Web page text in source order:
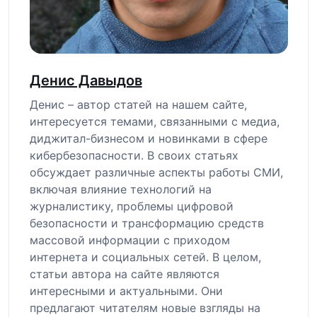
Денис Давыдов
Денис – автор статей на нашем сайте,
интересуется темами, связанными с медиа,
диджитал-бизнесом и новинками в сфере
кибербезопасности. В своих статьях
обсуждает различные аспекты работы СМИ,
включая влияние технологий на
журналистику, проблемы цифровой
безопасности и трансформацию средств
массовой информации с приходом
интернета и социальных сетей. В целом,
статьи автора на сайте являются
интересными и актуальными. Они
предлагают читателям новые взгляды на